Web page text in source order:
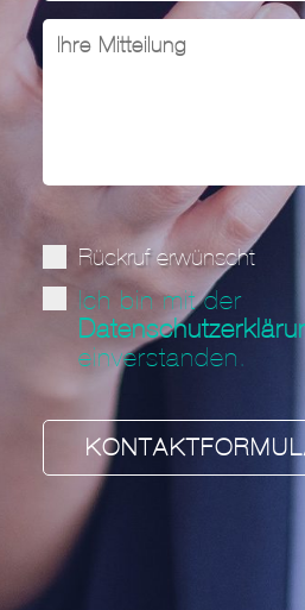
Rückruf erwünscht
Ich bin mit der
einverstanden.